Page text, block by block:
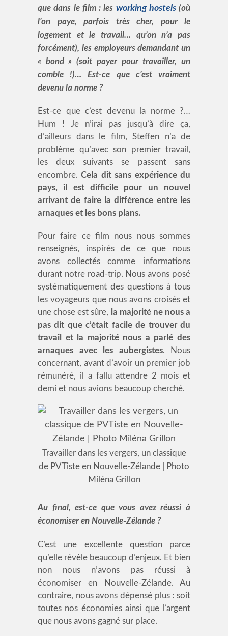
que dans le film : les working hostels(où
l’on paye, parfois très cher, pour le
logement et le travail… qu’on n’a pas
forcément), les employeurs demandant un
« bond » (soit payer pour travailler, un
comble !)… Est-ce que c’est vraiment
devenu la norme ?
Est-ce que c’est devenu la norme ?…
Hum ! Je n’irai pas jusqu’à dire ça,
d’ailleurs dans le film, Steffen n’a de
problème qu’avec son premier travail,
les deux suivants se passent sans
encombre.Cela dit sans expérience du
pays, il est difficile pour un nouvel
arrivant de faire la différence entre les
arnaques et les bons plans.
Pour faire ce film nous nous sommes
renseignés, inspirés de ce que nous
avons collectés comme informations
durant notre road-trip. Nous avons posé
systématiquement des questions à tous
les voyageurs que nous avons croisés et
une chose est sûre, la majorité ne nous a
pas dit que c’était facile de trouver du
travail et la majorité nous a parlé des
arnaques avec les aubergistes. Nous
concernant, avant d’avoir un premier job
rémunéré, il a fallu attendre 2 mois et
demi et nous avions beaucoup cherché.
Travailler dans les vergers, un classique
de PVTiste en Nouvelle-Zélande | Photo
Miléna Grillon
Au final, est-ce que vous avez réussi à
économiser en Nouvelle-Zélande ?
C’est une excellente question parce
qu’elle révèle beaucoup d’enjeux. Et bien
non nous n’avons pas réussi à
économiser en Nouvelle-Zélande. Au
contraire, nous avons dépensé plus : soit
toutes nos économies ainsi que l’argent
que nous avons gagné sur place.